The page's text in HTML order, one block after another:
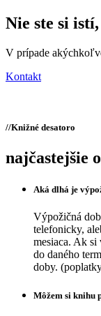
Nie ste si istí,
V prípade
Kontakt
//Knižné desatoro
najčastejšie
Aká dlhá je
Výpožičná
telefonicky,
mesiaca. Ak si
do daného
doby.
Môžem si knihu